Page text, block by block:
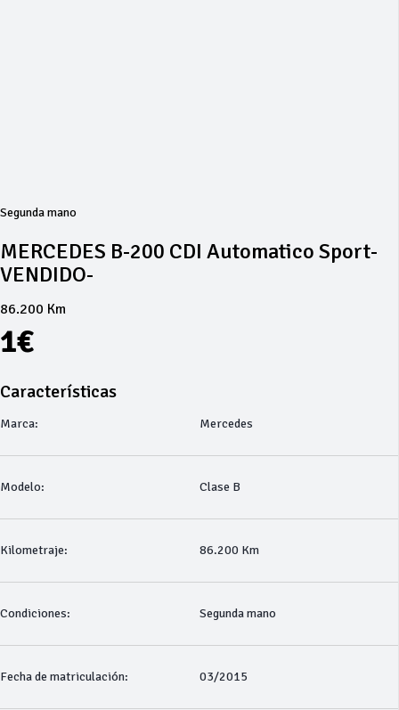
Segunda mano
MERCEDES B-200 CDI Automatico Sport-
VENDIDO-
86.200 Km
1€
Características
Marca: Mercedes
Modelo: Clase B
Kilometraje: 86.200 Km
Condiciones: Segunda mano
Fecha de matriculación: 03/2015